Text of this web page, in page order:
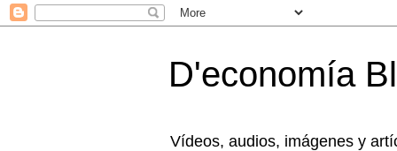
D'economía
Vídeos, audios, imágenes y